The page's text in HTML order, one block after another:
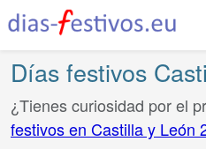
Días festivos
¿Tienes curiosidad por el
festivos en Castilla y León